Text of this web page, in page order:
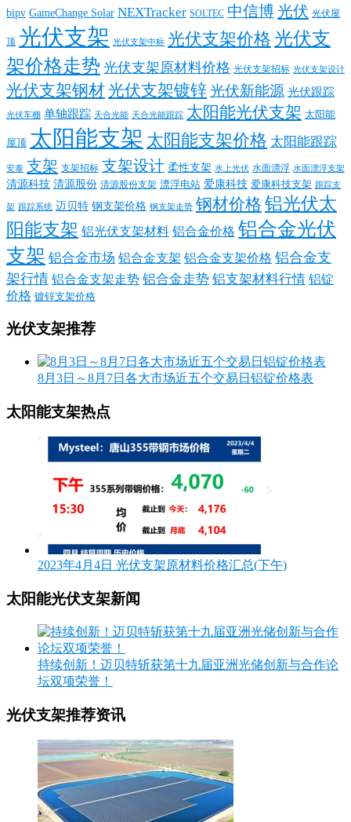
bipv GameChange Solar NEXTracker SOLTEC 中信博光伏 光伏屋
顶 光伏支架 光伏支架中标 光伏支架价格 光伏支
架价格走势 光伏支架原材料价格 光伏支架招标 光伏支架设计
光伏支架钢材光伏支架镀锌光伏新能源 光伏跟踪
光伏车棚 单轴跟踪 天合光能 天合光能跟踪 太阳能光伏支架 太阳能
屋顶 太阳能支架 太阳能支架价格 太阳能跟踪
安泰 支架 支架招标 支架设计 柔性支架 水上光伏 水面漂浮 水面漂浮支架
清源科技 清源股份 清源股份支架 漂浮电站 爱康科技 爱康科技支架 跟踪支
架 跟踪系统 迈贝特 钢支架价格 钢支架走势 钢材价格 铝光伏太
阳能支架 铝光伏支架材料 铝合金价格 铝合金光伏
支架 铝合金市场 铝合金支架 铝合金支架价格 铝合金支
架行情 铝合金支架走势 铝合金走势 铝支架材料行情 铝锭
价格 镀锌支架价格
光伏支架推荐
8月3日～8月7日各大市场近五个交易日铝锭价格表
太阳能支架热点
2023年4月4日 光伏支架原材料价格汇总(下午)
太阳能光伏支架新闻
持续创新！迈贝特斩获第十九届亚洲光储创新与合作论
坛双项荣誉！
光伏支架推荐资讯